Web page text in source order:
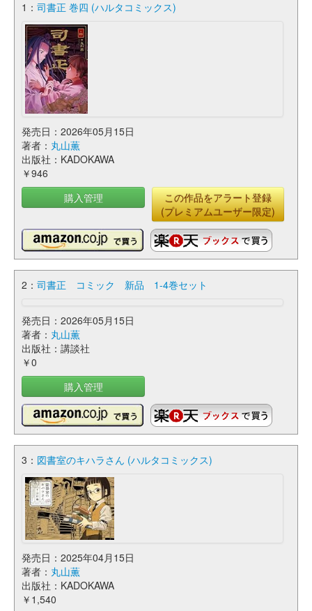
1： 司書正 巻四 (ハルタコミックス)
発売日：2026年05月15日
著者： 丸山薫
出版社：KADOKAWA
￥946
購入管理
この作品をアラート登録
(プレミアムユーザー限定)
2： 司書正 コミック 新品 1-4巻セット
発売日：2026年05月15日
著者： 丸山薫
出版社：講談社
￥0
購入管理
3： 図書室のキハラさん (ハルタコミックス)
発売日：2025年04月15日
著者： 丸山薫
出版社：KADOKAWA
￥1,540